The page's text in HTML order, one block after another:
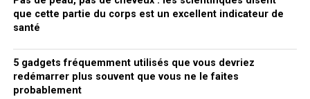
que cette partie du corps est un excellent indicateur de
santé
5 gadgets fréquemment utilisés que vous devriez
redémarrer plus souvent que vous ne le faites
probablement